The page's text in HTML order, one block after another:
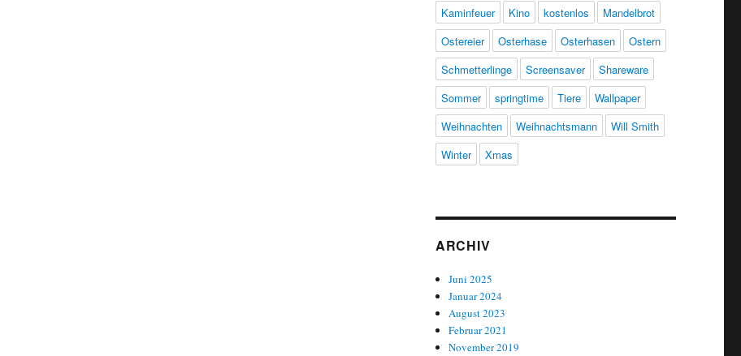
Kaminfeuer
Kino kostenlos
Mandelbrot
Ostereier
Osterhase Osterhasen
Ostern
Schmetterlinge
Screensaver
Shareware
Sommer
springtime Tiere
Wallpaper
Weihnachten
Weihnachtsmann
Will Smith
Winter
Xmas
ARCHIV
Juni 2025
Januar 2024
August 2023
Februar 2021
November 2019